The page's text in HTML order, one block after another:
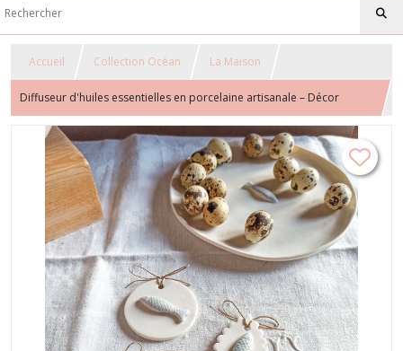
Accueil Collection Océan La Maison
Diffuseur d'huiles essentielles en porcelaine artisanale – Décor
poisson de Pâques